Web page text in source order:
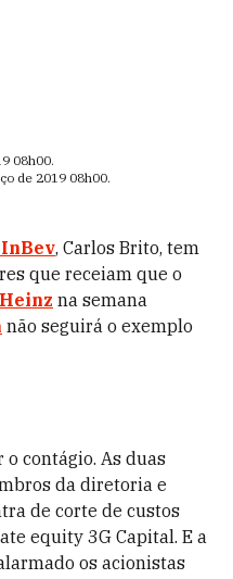
08h00.
de 2019 08h00.
, Carlos Brito, tem
que receiam que o
na semana
não seguirá o exemplo
contágio. As duas
da diretoria e
de corte de custos
equity 3G Capital. E a
os acionistas